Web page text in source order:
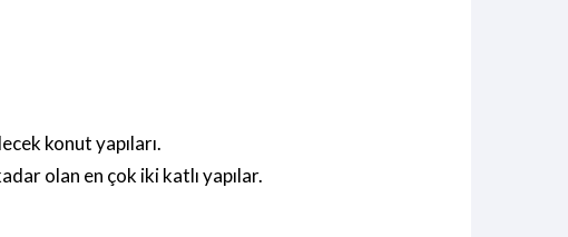
konut yapıları.
olan en çok iki katlı yapılar.